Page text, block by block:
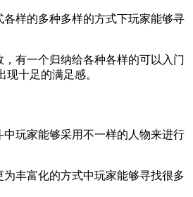
各样的多种多样的方式下玩家能够寻
有一个归纳给各种各样的可以入门
现十足的满足感。
中玩家能够采用不一样的人物来进行
为丰富化的方式中玩家能够寻找很多